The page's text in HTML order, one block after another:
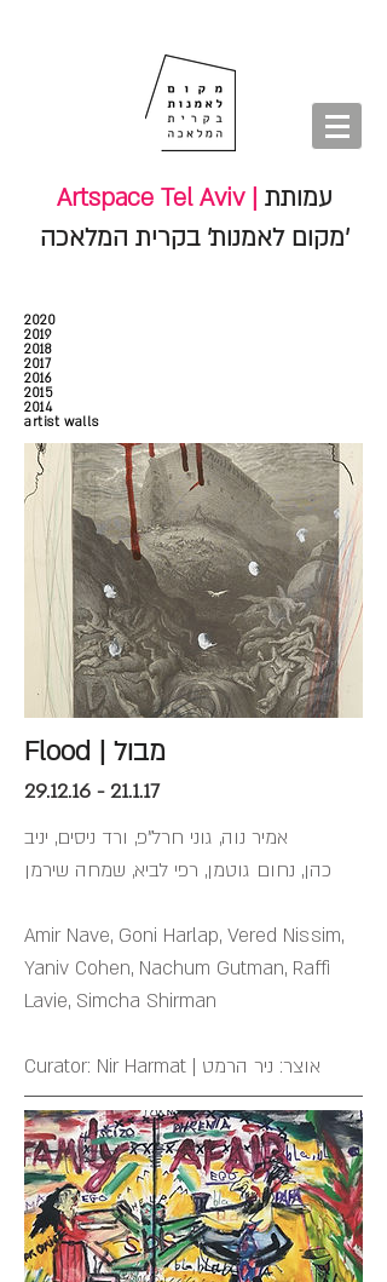
shop
Artspace Tel Aviv |
'מקום לאמנות' בקרית המלאכה
2020
2019
2018
2017
2016
2015
2014
artist walls
Flood | מבול
29.12.16 - 21.1.17
אמיר נוה, גוני חרל"פ, ורד ניסים, יניב
כהן, נחום גוטמן, רפי לביא, שמחה שירמן
Amir Nave, Goni Harlap, Vered Nissim,
Yaniv Cohen, Nachum Gutman, Raffi
Lavie, Simcha Shirman
Curator: Nir Harmat | אוצר: ניר הרמט